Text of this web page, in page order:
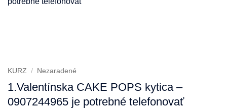
KURZ / Nezaradené
1.Valentínska CAKE POPS kytica –
0907244965 je potrebné telefonovať